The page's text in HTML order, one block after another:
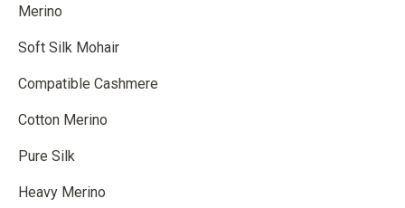
Merino
Soft Silk Mohair
Compatible Cashmere
Cotton Merino
Pure Silk
Heavy Merino